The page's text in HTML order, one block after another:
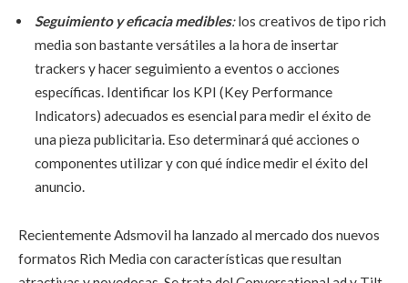
Seguimiento y eficacia medibles:los creativos de tipo rich
media son bastante versátiles a la hora de insertar
trackers y hacer seguimiento a eventos o acciones
específicas. Identificar los KPI (Key Performance
Indicators) adecuados es esencial para medir el éxito de
una pieza publicitaria. Eso determinará qué acciones o
componentes utilizar y con qué índice medir el éxito del
anuncio.
Recientemente Adsmovil ha lanzado al mercado dos nuevos
formatos Rich Media con características que resultan